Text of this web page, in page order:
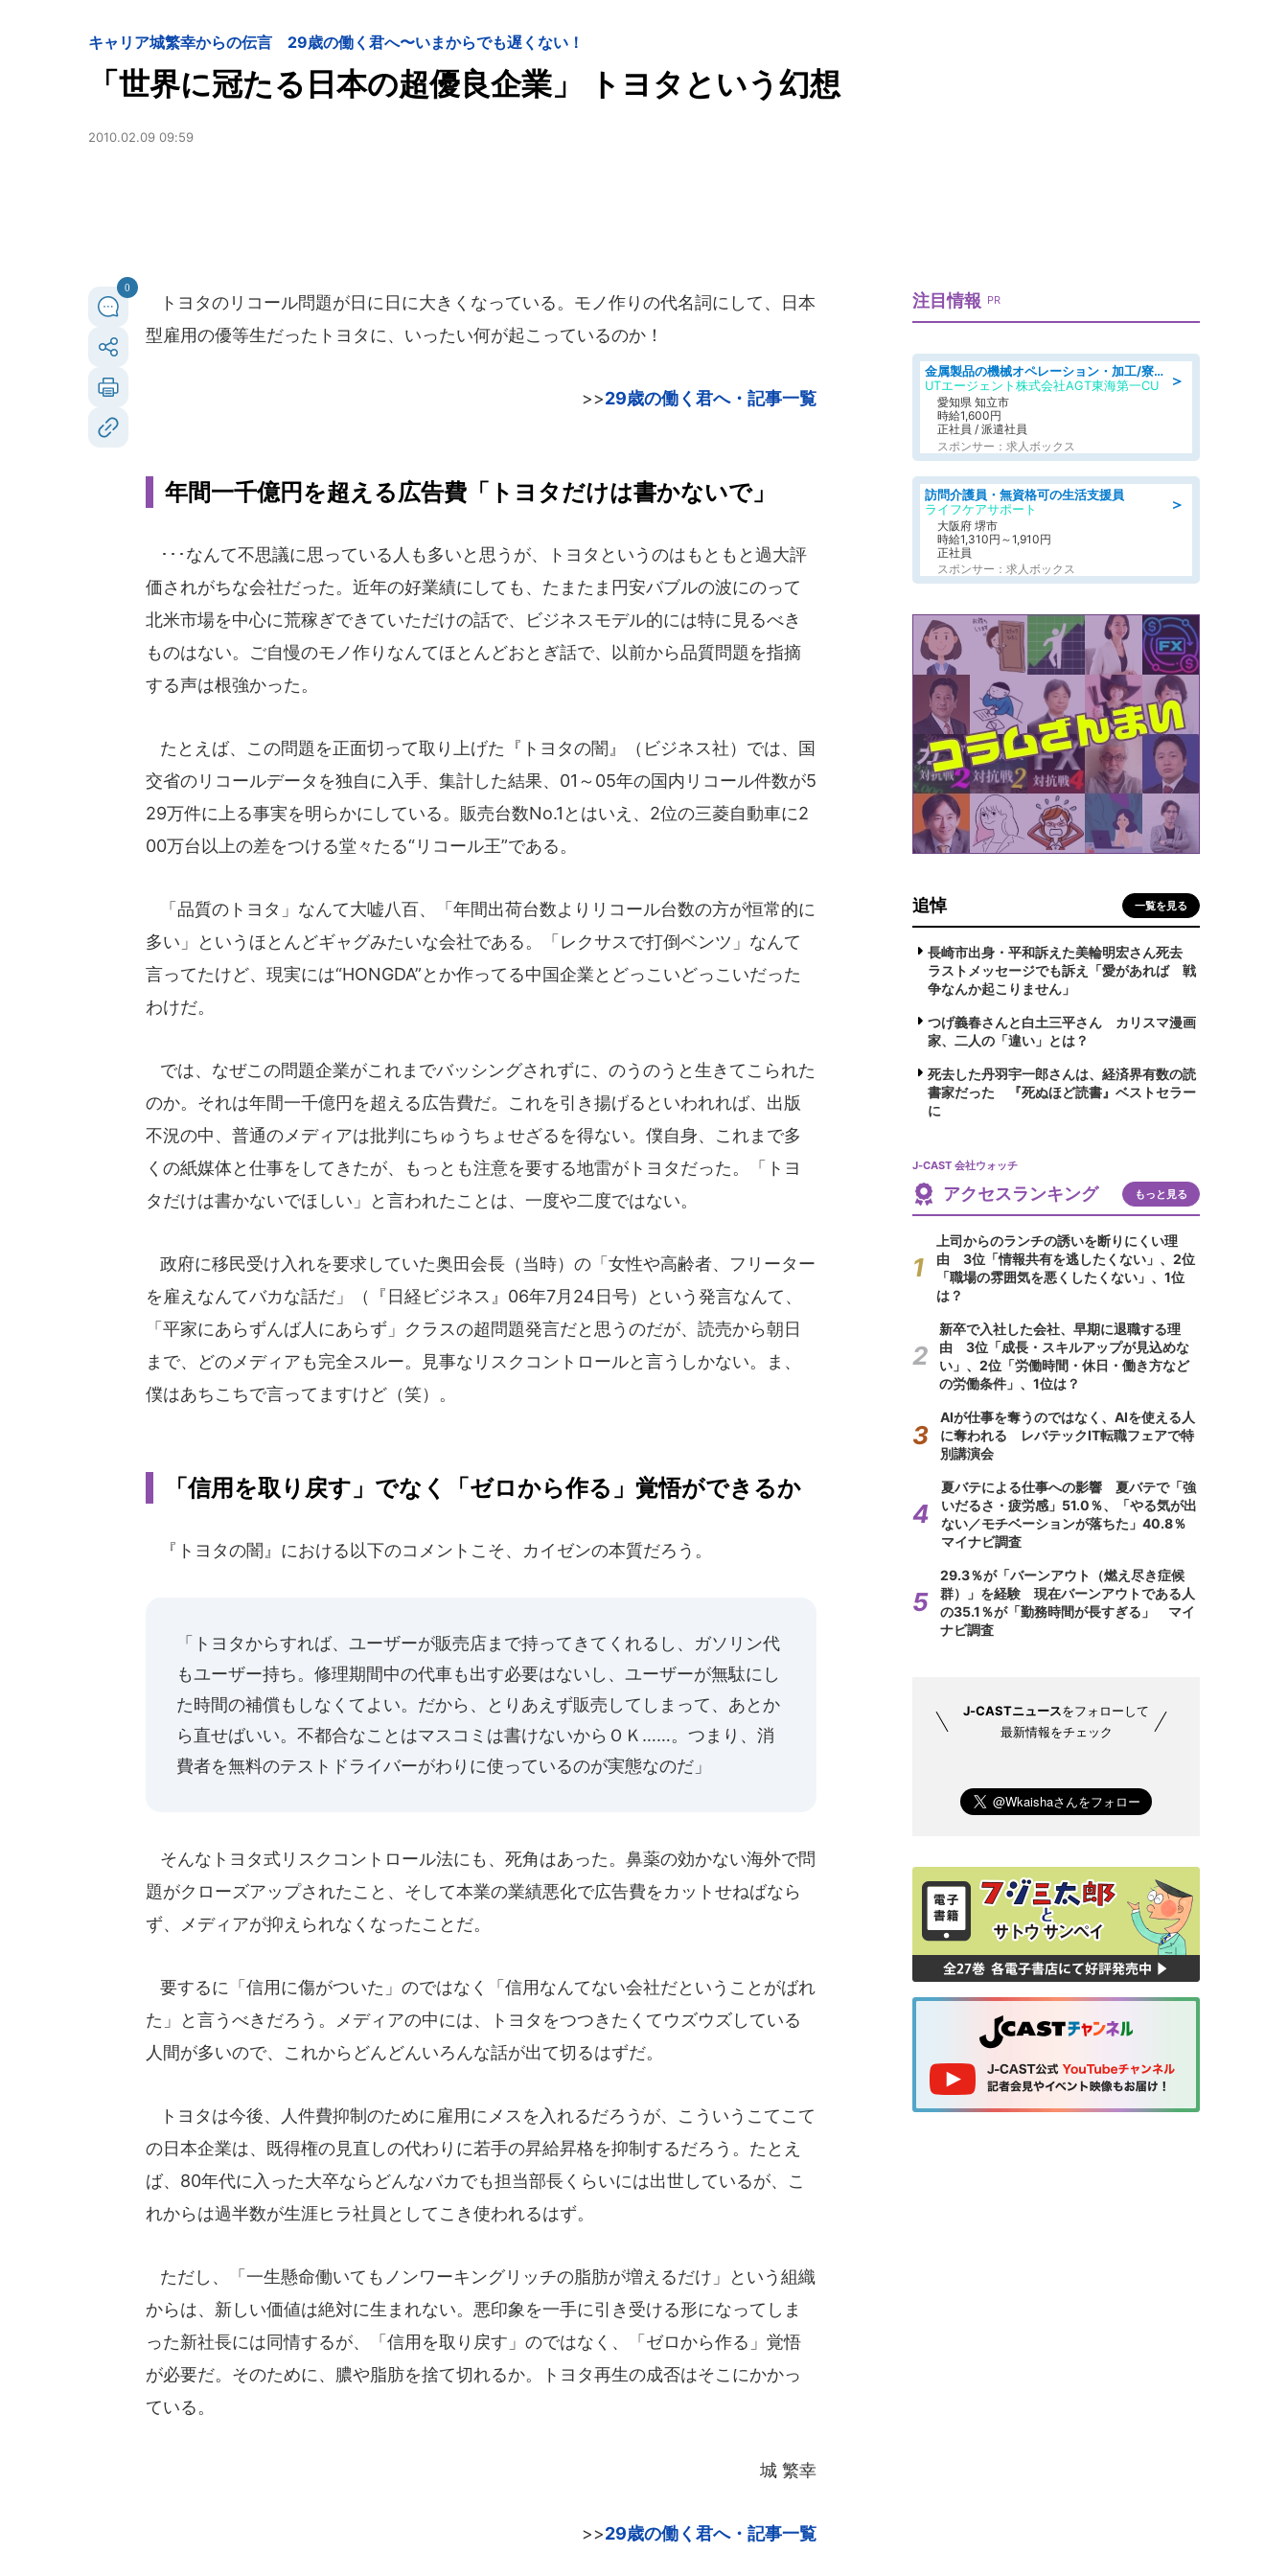
キャリア城繁幸からの伝言 29歳の働く君へ〜いまからでも遅くない！
「世界に冠たる日本の超優良企業」 トヨタという幻想
2010.02.09 09:59
0
トヨタのリコール問題が日に日に大きくなっている。モノ作りの代名詞にして、日本
型雇用の優等生だったトヨタに、いったい何が起こっているのか！
>>29歳の働く君へ・記事一覧
年間一千億円を超える広告費「トヨタだけは書かないで」
･･･なんて不思議に思っている人も多いと思うが、トヨタというのはもともと過大評
価されがちな会社だった。近年の好業績にしても、たまたま円安バブルの波にのって
北米市場を中心に荒稼ぎできていただけの話で、ビジネスモデル的には特に見るべき
ものはない。ご自慢のモノ作りなんてほとんどおとぎ話で、以前から品質問題を指摘
する声は根強かった。
たとえば、この問題を正面切って取り上げた『トヨタの闇』（ビジネス社）では、国
交省のリコールデータを独自に入手、集計した結果、01～05年の国内リコール件数が5
29万件に上る事実を明らかにしている。販売台数No.1とはいえ、2位の三菱自動車に2
00万台以上の差をつける堂々たる“リコール王”である。
「品質のトヨタ」なんて大嘘八百、「年間出荷台数よりリコール台数の方が恒常的に
多い」というほとんどギャグみたいな会社である。「レクサスで打倒ベンツ」なんて
言ってたけど、現実には“HONGDA”とか作ってる中国企業とどっこいどっこいだった
わけだ。
では、なぜこの問題企業がこれまでバッシングされずに、のうのうと生きてこられた
のか。それは年間一千億円を超える広告費だ。これを引き揚げるといわれれば、出版
不況の中、普通のメディアは批判にちゅうちょせざるを得ない。僕自身、これまで多
くの紙媒体と仕事をしてきたが、もっとも注意を要する地雷がトヨタだった。「トヨ
タだけは書かないでほしい」と言われたことは、一度や二度ではない。
政府に移民受け入れを要求していた奥田会長（当時）の「女性や高齢者、フリーター
を雇えなんてバカな話だ」（『日経ビジネス』06年7月24日号）という発言なんて、
「平家にあらずんば人にあらず」クラスの超問題発言だと思うのだが、読売から朝日
まで、どのメディアも完全スルー。見事なリスクコントロールと言うしかない。ま、
僕はあちこちで言ってますけど（笑）。
「信用を取り戻す」でなく「ゼロから作る」覚悟ができるか
『トヨタの闇』における以下のコメントこそ、カイゼンの本質だろう。
「トヨタからすれば、ユーザーが販売店まで持ってきてくれるし、ガソリン代
もユーザー持ち。修理期間中の代車も出す必要はないし、ユーザーが無駄にし
た時間の補償もしなくてよい。だから、とりあえず販売してしまって、あとか
ら直せばいい。不都合なことはマスコミは書けないからＯＫ……。つまり、消
費者を無料のテストドライバーがわりに使っているのが実態なのだ」
そんなトヨタ式リスクコントロール法にも、死角はあった。鼻薬の効かない海外で問
題がクローズアップされたこと、そして本業の業績悪化で広告費をカットせねばなら
ず、メディアが抑えられなくなったことだ。
要するに「信用に傷がついた」のではなく「信用なんてない会社だということがばれ
た」と言うべきだろう。メディアの中には、トヨタをつつきたくてウズウズしている
人間が多いので、これからどんどんいろんな話が出て切るはずだ。
トヨタは今後、人件費抑制のために雇用にメスを入れるだろうが、こういうこてこて
の日本企業は、既得権の見直しの代わりに若手の昇給昇格を抑制するだろう。たとえ
ば、80年代に入った大卒ならどんなバカでも担当部長くらいには出世しているが、こ
れからは過半数が生涯ヒラ社員としてこき使われるはず。
ただし、「一生懸命働いてもノンワーキングリッチの脂肪が増えるだけ」という組織
からは、新しい価値は絶対に生まれない。悪印象を一手に引き受ける形になってしま
った新社長には同情するが、「信用を取り戻す」のではなく、「ゼロから作る」覚悟
が必要だ。そのために、膿や脂肪を捨て切れるか。トヨタ再生の成否はそこにかかっ
ている。
城 繁幸
>>29歳の働く君へ・記事一覧
注目情報 PR
＞
金属製品の機械オペレーション・加工/寮完備/日払い/工場・製造
UTエージェント株式会社AGT東海第一CU
愛知県 知立市
時給1,600円
正社員 / 派遣社員
スポンサー：求人ボックス
＞
訪問介護員・無資格可の生活支援員
ライフケアサポート
大阪府 堺市
時給1,310円～1,910円
正社員
スポンサー：求人ボックス
追悼 一覧を見る
長崎市出身・平和訴えた美輪明宏さん死去
ラストメッセージでも訴え「愛があれば 戦
争なんか起こりません」
つげ義春さんと白土三平さん カリスマ漫画
家、二人の「違い」とは？
死去した丹羽宇一郎さんは、経済界有数の読
書家だった 『死ぬほど読書』ベストセラー
に
J-CAST 会社ウォッチ
アクセスランキング もっと見る
上司からのランチの誘いを断りにくい理
由 3位「情報共有を逃したくない」、2位
「職場の雰囲気を悪くしたくない」、1位
は？
新卒で入社した会社、早期に退職する理
由 3位「成長・スキルアップが見込めな
い」、2位「労働時間・休日・働き方など
の労働条件」、1位は？
AIが仕事を奪うのではなく、AIを使える人
に奪われる レバテックIT転職フェアで特
別講演会
夏バテによる仕事への影響 夏バテで「強
いだるさ・疲労感」51.0％、「やる気が出
ない／モチベーションが落ちた」40.8％
マイナビ調査
29.3％が「バーンアウト（燃え尽き症候
群）」を経験 現在バーンアウトである人
の35.1％が「勤務時間が長すぎる」 マイ
ナビ調査
J-CASTニュースをフォローして
最新情報をチェック